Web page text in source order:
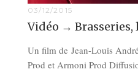
03/12/2015
Vidéo → Brasseries,
Un film de Jean-Louis
Prod et Armoni Prod